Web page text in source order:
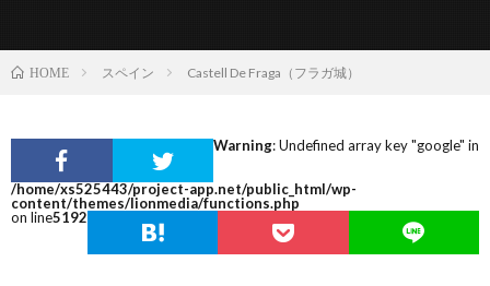
HOME スペイン Castell De Fraga（フラガ城）
Warning: Undefined array key "google" in
/home/xs525443/project-app.net/public_html/wp-
content/themes/lionmedia/functions.php
on line5192